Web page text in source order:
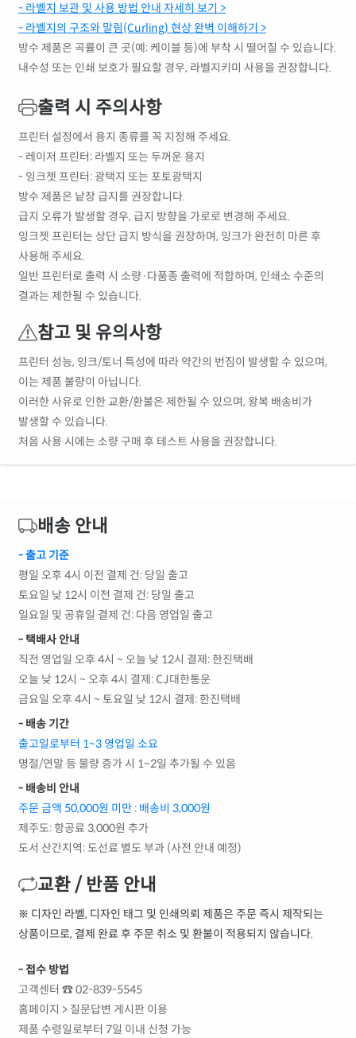
- 라벨지 보관 및 사용 방법 안내 자세히 보기 >
- 라벨지의 구조와 말림(Curling) 현상 완벽 이해하기 >
방수 제품은 곡률이 큰 곳(예: 케이블 등)에 부착 시 떨어질 수 있습니다.
내수성 또는 인쇄 보호가 필요할 경우, 라벨지키미 사용을 권장합니다.
출력 시 주의사항
프린터 설정에서 용지 종류를 꼭 지정해 주세요.
- 레이저 프린터: 라벨지 또는 두꺼운 용지
- 잉크젯 프린터: 광택지 또는 포토광택지
방수 제품은 낱장 급지를 권장합니다.
급지 오류가 발생할 경우, 급지 방향을 가로로 변경해 주세요.
잉크젯 프린터는 상단 급지 방식을 권장하며, 잉크가 완전히 마른 후
사용해 주세요.
일반 프린터로 출력 시 소량·다품종 출력에 적합하며, 인쇄소 수준의
결과는 제한될 수 있습니다.
참고 및 유의사항
프린터 성능, 잉크/토너 특성에 따라 약간의 번짐이 발생할 수 있으며,
이는 제품 불량이 아닙니다.
이러한 사유로 인한 교환/환불은 제한될 수 있으며, 왕복 배송비가
발생할 수 있습니다.
처음 사용 시에는 소량 구매 후 테스트 사용을 권장합니다.
배송 안내
- 출고 기준
평일 오후 4시 이전 결제 건: 당일 출고
토요일 낮 12시 이전 결제 건: 당일 출고
일요일 및 공휴일 결제 건: 다음 영업일 출고
- 택배사 안내
직전 영업일 오후 4시 ~ 오늘 낮 12시 결제: 한진택배
오늘 낮 12시 ~ 오후 4시 결제: CJ대한통운
금요일 오후 4시 ~ 토요일 낮 12시 결제: 한진택배
- 배송 기간
출고일로부터 1~3 영업일 소요
명절/연말 등 물량 증가 시 1~2일 추가될 수 있음
- 배송비 안내
주문 금액 50,000원 미만 : 배송비 3,000원
제주도: 항공료 3,000원 추가
도서 산간지역: 도선료 별도 부과 (사전 안내 예정)
교환 / 반품 안내
※ 디자인 라벨, 디자인 태그 및 인쇄의뢰 제품은 주문 즉시 제작되는
상품이므로, 결제 완료 후 주문 취소 및 환불이 적용되지 않습니다.
- 접수 방법
고객센터 ☎ 02-839-5545
홈페이지 > 질문답변 게시판 이용
제품 수령일로부터 7일 이내 신청 가능